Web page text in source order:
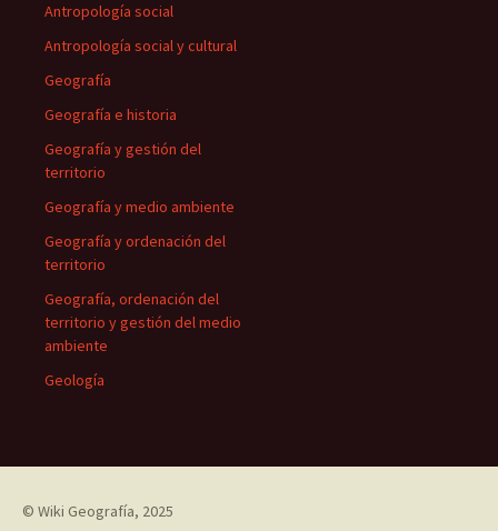
Antropología social
Antropología social y cultural
Geografía
Geografía e historia
Geografía y gestión del
territorio
Geografía y medio ambiente
Geografía y ordenación del
territorio
Geografía, ordenación del
territorio y gestión del medio
ambiente
Geología
© Wiki Geografía, 2025